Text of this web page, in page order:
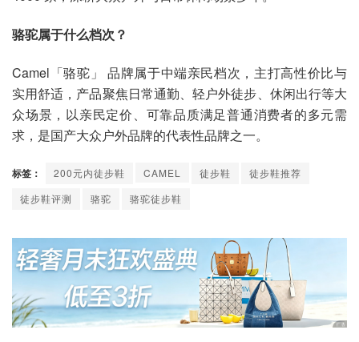
骆驼属于什么档次？
Camel「骆驼」 品牌属于中端亲民档次，主打高性价比与
实用舒适，产品聚焦日常通勤、轻户外徒步、休闲出行等大
众场景，以亲民定价、可靠品质满足普通消费者的多元需
求，是国产大众户外品牌的代表性品牌之一。
标签： 200元内徒步鞋 CAMEL 徒步鞋
徒步鞋推荐
徒步鞋评测
骆驼 骆驼徒步鞋